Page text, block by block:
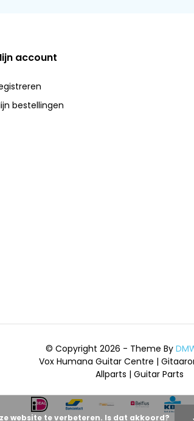
account
bestellingen
© Copyright 2026 - Theme By
Vox Humana Guitar Centre |
Allparts | Guitar Parts
website te verbeteren. Is dat akkoord?